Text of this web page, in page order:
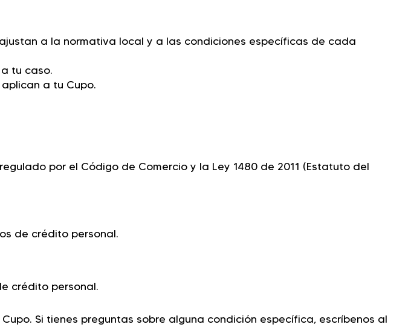
a la normativa local y a las condiciones específicas de cada
tu caso.
a tu Cupo.
por el Código de Comercio y la Ley 1480 de 2011 (Estatuto del
de crédito personal.
crédito personal.
Si tienes preguntas sobre alguna condición específica, escríbenos al